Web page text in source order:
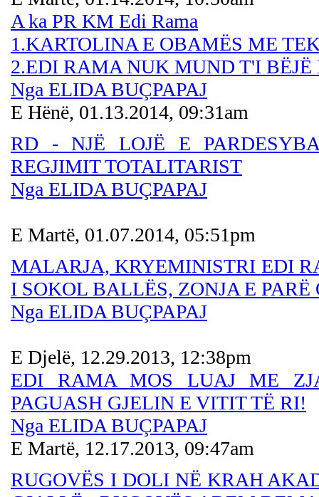
A ka PR KM Edi Rama
1.KARTOLINA E OBAMËS ME
2.EDI RAMA NUK MUND T'I BËJË
Nga ELIDA BUÇPAPAJ
E Hënë, 01.13.2014, 09:31am
RD - NJË LOJË E
REGJIMIT TOTALITARIST
Nga ELIDA BUÇPAPAJ
E Martë, 01.07.2014, 05:51pm
MALARJA, KRYEMINISTRI EDI
I SOKOL BALLËS, ZONJA E
Nga ELIDA BUÇPAPAJ
E Djelë, 12.29.2013, 12:38pm
EDI RAMA MOS LUAJ ME
PAGUASH GJELIN E VITIT TË RI!
Nga ELIDA BUÇPAPAJ
E Martë, 12.17.2013, 09:47am
RUGOVËS I DOLI NË KRAH